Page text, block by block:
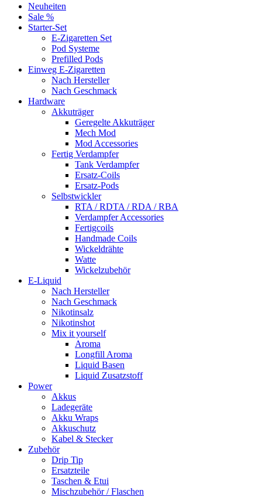
Neuheiten
Sale %
Starter-Set
E-Zigaretten Set
Pod Systeme
Prefilled Pods
Einweg E-Zigaretten
Nach Hersteller
Nach Geschmack
Hardware
Akkuträger
Geregelte Akkuträger
Mech Mod
Mod Accessories
Fertig Verdampfer
Tank Verdampfer
Ersatz-Coils
Ersatz-Pods
Selbstwickler
RTA / RDTA / RDA / RBA
Verdampfer Accessories
Fertigcoils
Handmade Coils
Wickeldrähte
Watte
Wickelzubehör
E-Liquid
Nach Hersteller
Nach Geschmack
Nikotinsalz
Nikotinshot
Mix it yourself
Aroma
Longfill Aroma
Liquid Basen
Liquid Zusatzstoff
Power
Akkus
Ladegeräte
Akku Wraps
Akkuschutz
Kabel & Stecker
Zubehör
Drip Tip
Ersatzteile
Taschen & Etui
Mischzubehör / Flaschen